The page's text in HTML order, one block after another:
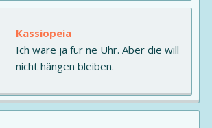
Kassiopeia
Ich wäre ja für ne Uhr. Aber die will
nicht hängen bleiben.